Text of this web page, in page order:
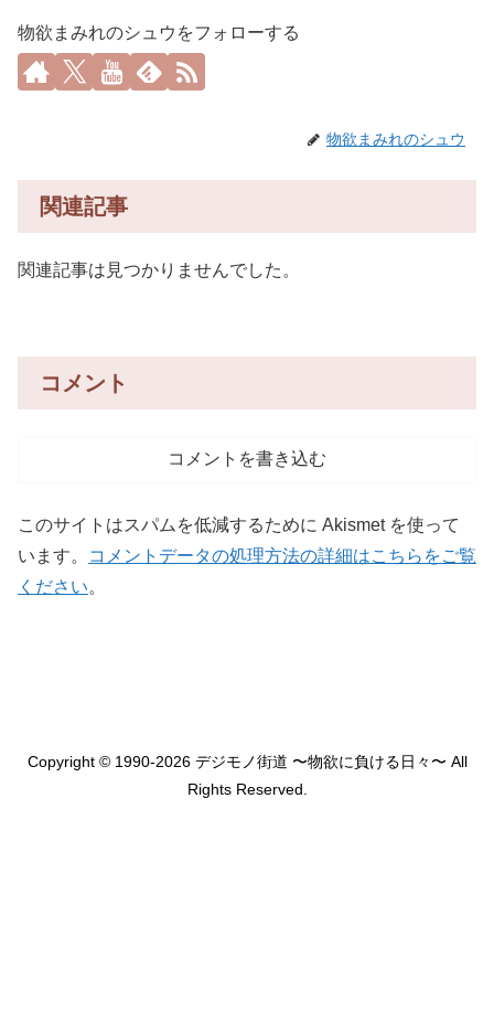
物欲まみれのシュウをフォローする
物欲まみれのシュウ
関連記事
関連記事は見つかりませんでした。
コメント
コメントを書き込む
このサイトはスパムを低減するために Akismet を使って
います。
コメントデータの処理方法の詳細はこちらをご覧
ください。
Copyright © 1990-2026 デジモノ街道 〜物欲に負ける日々〜 All
Rights Reserved.